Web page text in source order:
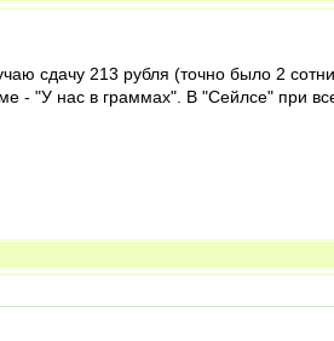
сдачу 213 рубля (точно было 2
- "У нас в граммах". В "Сейлсе" при